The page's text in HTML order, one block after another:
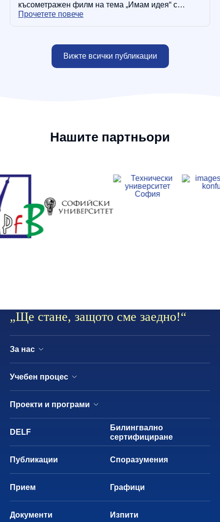
късометражен филм на тема „Имам идея“ с
учениците от профил „Информационни
технологии“ в 11. клас. Конкурсът дава свобода
Прочетете повече
Вижте всички публикации
Нашите партньори
„Ще стане, защото сме заедно!“
За нас
Учебен процес
Проекти и програми
DELF
Билингвално
сертифициране
Публикации Споразумения
Прием Графици
Документи Изпити